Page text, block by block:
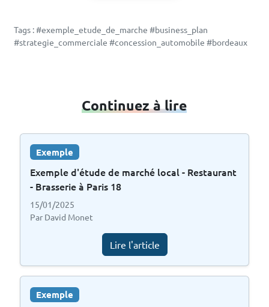
Tags : #exemple_etude_de_marche #business_plan
#strategie_commerciale #concession_automobile #bordeaux
Continuez à lire
Exemple
Exemple d'étude de marché local - Restaurant
- Brasserie à Paris 18
15/01/2025
Par David Monet
Lire l'article
Exemple